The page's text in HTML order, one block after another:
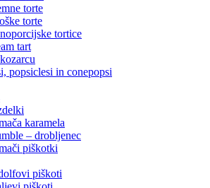
torte
torte
tortice
tart
popsiclesi in conepopsi
karamela
– drobljenec
piškotki
piškoti